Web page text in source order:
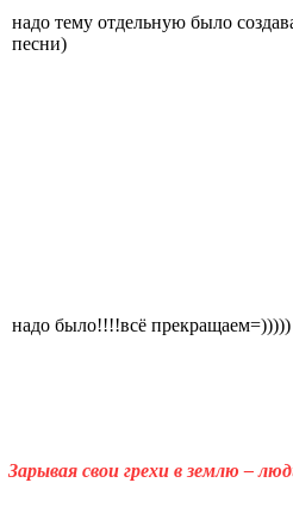
надо тему отдельную было
песни)
надо было!!!!всё прекращаем=)))))
Зарывая свои грехи в землю –